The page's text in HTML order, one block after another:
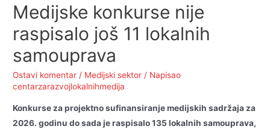
Medijske konkurse nije
raspisalo još 11 lokalnih
samouprava
Ostavi komentar / Medijski sektor / Napisao
centarzarazvojlokalnihmedija
Konkurse za projektno sufinansiranje medijskih sadržaja za
2026. godinu do sada je raspisalo 135 lokalnih samouprava,